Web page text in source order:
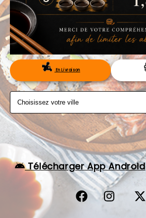
VOS AVIS
MENTIONS LÉGALES
C.G.V
RÉSERVATIONEn Livraison
Télécharger App Android